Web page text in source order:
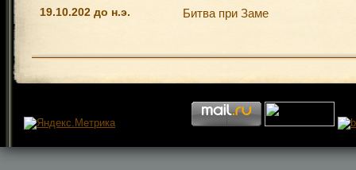
19.10.202 до н.э. Битва при Заме